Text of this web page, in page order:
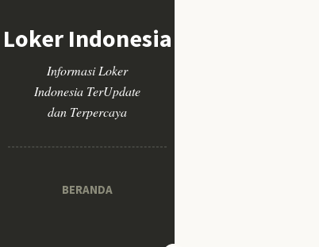
Loker Indonesia
Informasi Loker
Indonesia TerUpdate
dan Terpercaya
BERANDA